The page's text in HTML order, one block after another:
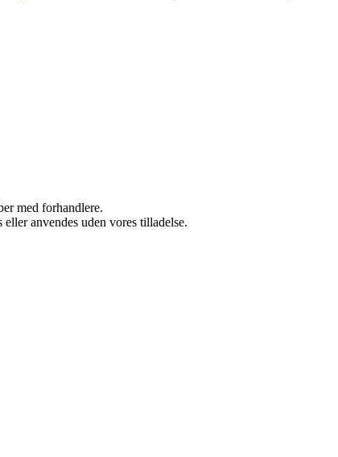
med forhandlere.
anvendes uden vores tilladelse.